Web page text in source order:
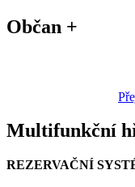
Občan +
Multifunkční
REZERVAČNÍ